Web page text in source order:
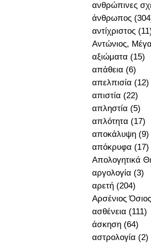
ανθρώπινες
άνθρωπος
αντίχριστος
Αντώνιος,
αξιώματα (15)
απἀθεια (6)
απελπισία (12)
απιστία (22)
απληστία (5)
απλότητα (17)
αποκάλυψη (9)
απόκρυφα (17)
Απολογητικά
αργολογία (3)
αρετή (204)
Αρσένιος
ασθένεια (111)
άσκηση (64)
αστρολογία (2)